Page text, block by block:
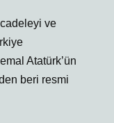
ve
Atatürk’ün
beri resmi